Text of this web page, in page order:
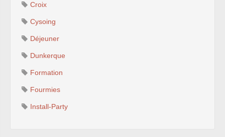
Croix
Cysoing
Déjeuner
Dunkerque
Formation
Fourmies
Install-Party